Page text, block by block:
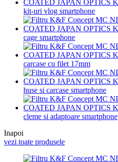
kit-uri vlog smartphone
cage smartphone
carcase cu filet 17mm
huse si carcase smartphone
cleme si adaptoare smartphone
Inapoi
vezi toate produsele